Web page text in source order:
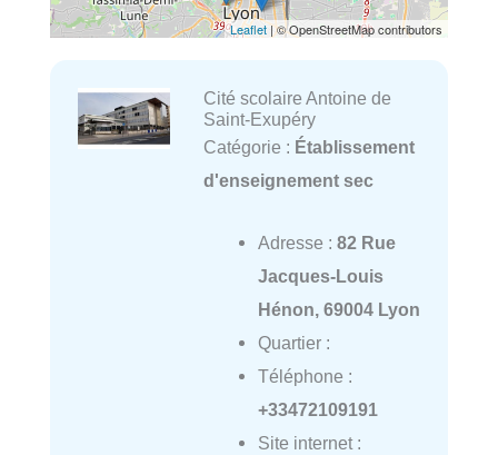
Leaflet| © OpenStreetMap contributors
Cité scolaire Antoine de
Saint-Exupéry
Catégorie : Établissement
d'enseignement sec
Adresse : 82 Rue
Jacques-Louis
Hénon, 69004 Lyon
Quartier :
Téléphone :
+33472109191
Site internet :